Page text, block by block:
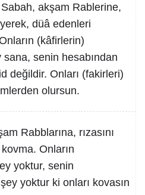
Sabah, akşam Rablerine,
düâ edenleri
(kâfirlerin)
senin hesabından
değildir. Onları (fakirleri)
olursun.
Rabblarına, rızasını
Onların
yoktur, senin
yoktur ki onları kovasın